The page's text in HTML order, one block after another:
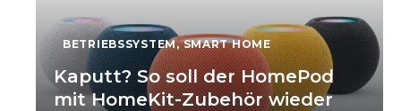
BETRIEBSSYSTEM,SMART HOME
Kaputt? So soll der HomePod
mit HomeKit-Zubehör wieder